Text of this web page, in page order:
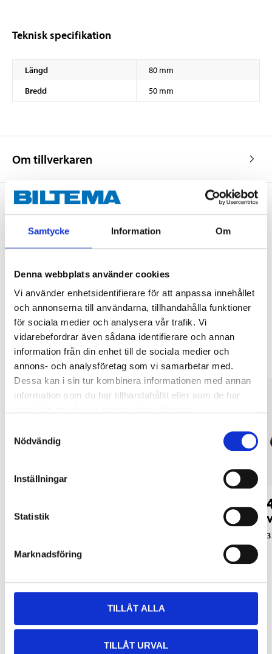
Samtycke Information Om
Denna webbplats använder cookies
Vi använder enhetsidentifierare för att anpassa innehållet
och annonserna till användarna, tillhandahålla funktioner
för sociala medier och analysera vår trafik. Vi
vidarebefordrar även sådana identifierare och annan
information från din enhet till de sociala medier och
annons- och analysföretag som vi samarbetar med.
Dessa kan i sin tur kombinera informationen med annan
information som du har tillhandahållit eller som de har
Nödvändig
Inställningar
Statistik
Marknadsföring
TILLÅT ALLA
TILLÅT URVAL
Teknisk specifikation
Längd
80 mm
Bredd
50 mm
Om tillverkaren
Köp & Hämta
Köp & Hämta i ditt varuhus inom 2 timmar! För mer information om
LÄS MER
Andra kunder köpte också
Innerbackspegel,
33-111
Innerbackspegel, 110
Relaterade produkter